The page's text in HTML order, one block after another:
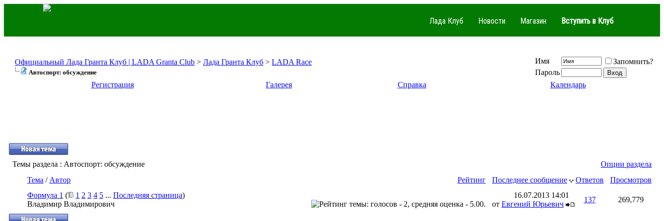
Лада Клуб Новости Магазин Вступить в Клуб
Официальный Лада Гранта Клуб | LADA Granta Club > Лада Гранта Клуб > LADA Race
Автоспорт: обсуждение
Имя
Запомнить?
Пароль
Регистрация
Галерея Справка Календарь
Темы раздела : Автоспорт: обсуждение
Опции раздела
Рейтинг
Тема / Автор Последнее сообщение Ответов
Просмотров
Формула 1 ( 1 2 3 4 5 ... Последняя страница)
Владимир Владимирович
16.07.2013 14:01
от Евгений Юрьевич
137 269,779